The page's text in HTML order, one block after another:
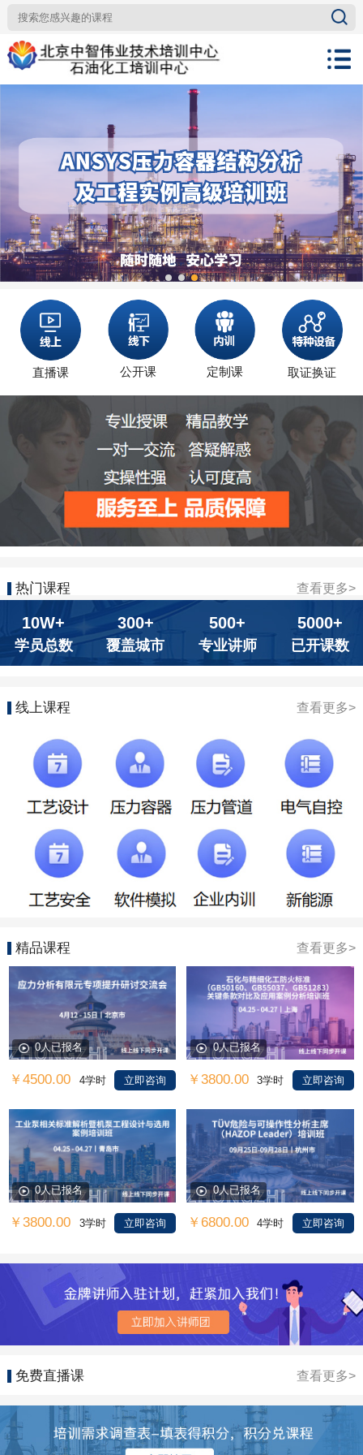
直播课 公开课 定制课 取证换证
热门课程 查看更多>
10W+
学员总数
300+
覆盖城市
500+
专业讲师
5000+
已开课数
线上课程 查看更多>
精品课程 查看更多>
0人已报名
￥4500.00 4学时 立即咨询
0人已报名
￥3800.00 3学时 立即咨询
0人已报名
￥3800.00 3学时 立即咨询
0人已报名
￥6800.00 4学时 立即咨询
免费直播课 查看更多>